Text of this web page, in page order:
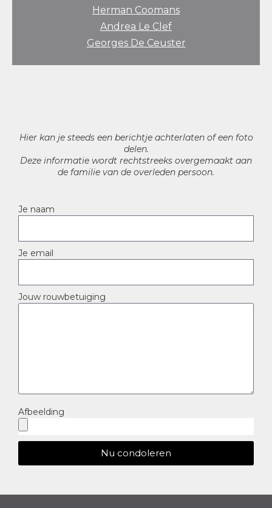
Herman Coomans
Andrea Le Clef
Georges De Ceuster
Hier kan je steeds een berichtje achterlaten of een foto
delen.
Deze informatie wordt rechtstreeks overgemaakt aan
de familie van de overleden persoon.
Je naam
Je email
Jouw rouwbetuiging
Afbeelding
Nu condoleren